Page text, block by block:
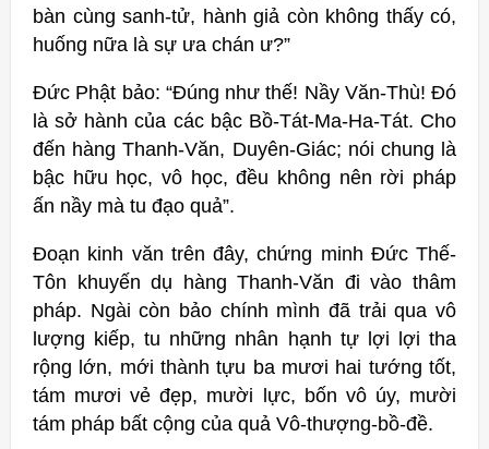
bàn cùng sanh-tử, hành giả còn không thấy có,
huống nữa là sự ưa chán ư?”
Đức Phật bảo: “Đúng như thế! Nầy Văn-Thù! Đó
là sở hành của các bậc Bồ-Tát-Ma-Ha-Tát. Cho
đến hàng Thanh-Văn, Duyên-Giác; nói chung là
bậc hữu học, vô học, đều không nên rời pháp
ấn nầy mà tu đạo quả”.
Đoạn kinh văn trên đây, chứng minh Ðức Thế-
Tôn khuyến dụ hàng Thanh-Văn đi vào thâm
pháp. Ngài còn bảo chính mình đã trải qua vô
lượng kiếp, tu những nhân hạnh tự lợi lợi tha
rộng lớn, mới thành tựu ba mươi hai tướng tốt,
tám mươi vẻ đẹp, mười lực, bốn vô úy, mười
tám pháp bất cộng của quả Vô-thượng-bồ-đề.